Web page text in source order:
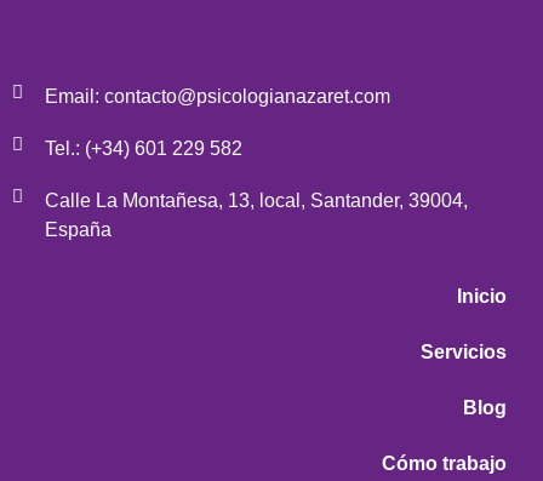
Email: contacto@psicologianazaret.com
Tel.: (+34) 601 229 582
Calle La Montañesa, 13, local, Santander, 39004,
España
Inicio
Servicios
Blog
Cómo trabajo